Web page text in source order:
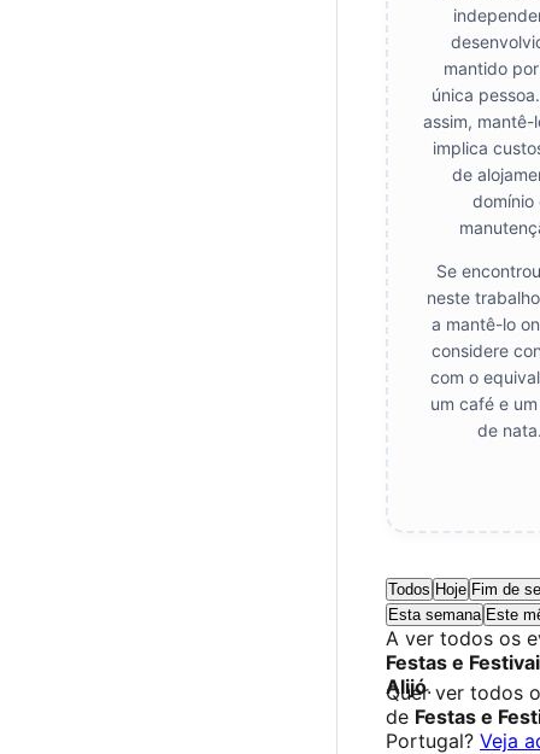
mantido
única
assim, mantê-
implica
de
domínio
Se
neste
a mantê-lo
considere
com o
um café e
de
Todos Hoje Fim de
Esta semana Este
A ver todos os
Festas e
Alijó.
Quer ver todos
de Festas e
Portugal? Veja